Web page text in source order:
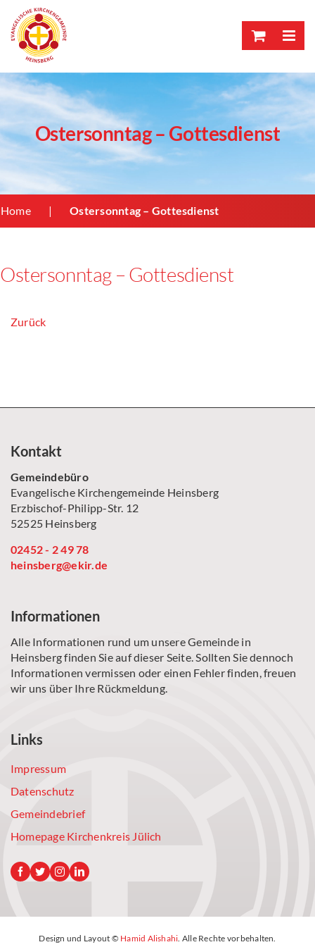
content
Ostersonntag – Gottesdienst
Home Ostersonntag – Gottesdienst
Ostersonntag – Gottesdienst
Zurück
Kontakt
Gemeindebüro
Evangelische Kirchengemeinde Heinsberg
Erzbischof-Philipp-Str. 12
52525 Heinsberg
02452 - 2 49 78
heinsberg@ekir.de
Informationen
Alle Informationen rund um unsere Gemeinde in
Heinsberg finden Sie auf dieser Seite. Sollten Sie dennoch
Informationen vermissen oder einen Fehler finden, freuen
wir uns über Ihre Rückmeldung.
Links
Impressum
Datenschutz
Gemeindebrief
Homepage Kirchenkreis Jülich
Design und Layout © Hamid Alishahi. Alle Rechte vorbehalten.